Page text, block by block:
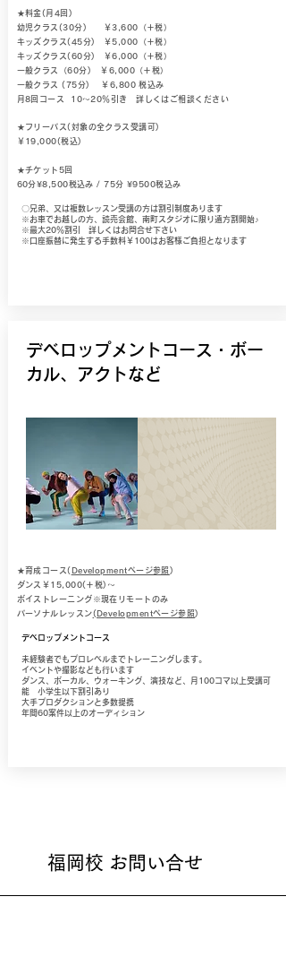
★料金(月4回)
幼児クラス(30分) ￥3,600（＋税）
キッズクラス(45分) ￥5,000（＋税）
キッズクラス(60分) ￥6,000（＋税）
一般クラス（60分) ￥6,000（＋税）
一般クラス (75分) ￥6,800 税込み
月8回コース 10～20％引き 詳しくはご相談ください
★フリーパス(対象の全クラス受講可)
​￥19,000(税込)
★チケット5回
60分¥8,500税込み / 75分 ¥9500税込み
〇兄弟、又は複数レッスン受講の方は割引制度あります
​※お車でお越しの方、読売会館、南町スタジオに限り遠方割開始♪
※最大20％割引
詳しくはお問合せ下さい
※口座振替に発生する手数料￥100はお客様ご負担となります
​デベロップメントコース・ボー
カル、アクトなど
★育成コース( Developmentページ参照 )
ダンス ￥15,000(＋税)～
ボイストレーニング※現在リモートのみ
パーソナルレッスン(Developmentページ参照 )
​デベロップメントコース
未経験者でもプロレベルまでトレーニングします。
イベントや撮影なども行います
ダンス、ボーカル、ウォーキング、演技など、月100コマ以上受講可
能 小学生以下割引あり
大手プロダクションと多数提携
年間60案件以上のオーディション
福岡校 お問い合せ